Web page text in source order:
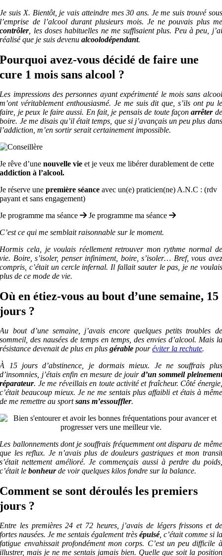
Je suis X. Bientôt, je vais atteindre mes 30 ans. Je me suis trouvé sous
l’emprise de l’alcool durant plusieurs mois. Je ne pouvais plus me
contrôler, les doses habituelles ne me suffisaient plus. Peu à peu, j’ai
réalisé que je suis devenualcoolodépendant.
Pourquoi avez-vous décidé de faire une
cure 1 mois sans alcool ?
Les impressions des personnes ayant expérimenté le mois sans alcool
m’ont véritablement enthousiasmé. Je me suis dit que, s’ils ont pu le
faire, je peux le faire aussi. En fait, je pensais de toute façonarrêter de
boire. Je me disais qu’il était temps, que si j’avançais un peu plus dans
l’addiction, m’en sortir serait certainement impossible.
Je rêve d’unenouvelle vie et je veux me libérer durablement de cette
addiction à l’alcool.
Je réserve unepremière séance avec un(e) praticien(ne) A.N.C : (rdv
payant et sans engagement)
Je programme ma séance
Je programme ma séance
C’est ce qui me semblait raisonnable sur le moment.
Hormis cela, je voulais réellement retrouver mon rythme normal de
vie. Boire, s’isoler, penser infiniment, boire, s’isoler… Bref, vous avez
compris, c’était un cercle infernal. Il fallait sauter le pas, je ne voulais
plus de ce mode de vie.
Où en étiez-vous au bout d’une semaine, 15
jours ?
Au bout d’une semaine, j’avais encore quelques petits troubles de
sommeil, des nausées de temps en temps, des envies d’alcool. Mais la
résistance devenait de plus en plus gérablepouréviter la rechute.
À 15 jours d’abstinence, je dormais mieux. Je ne souffrais plus
d’insomnies, j’étais enfin en mesure de jouir d’un sommeil pleinement
réparateur. Je me réveillais en toute activité et fraîcheur. Côté énergie,
c’était beaucoup mieux. Je ne me sentais plus affaibli et étais à même
de me remettre au sport sans m’essouffler.
Les ballonnements dont je souffrais fréquemment ont disparu de même
que les reflux. Je n’avais plus de douleurs gastriques et mon transit
s’était nettement amélioré.Je commençais aussi à perdre du poids,
c’était lebonheurde voir quelques kilos fondre sur la balance.
Comment se sont déroulés les premiers
jours ?
Entre les premières 24 et 72 heures, j’avais de légers frissons et de
fortes nausées. Je me sentais également très épuisé, c’était comme si la
fatigue envahissait profondément mon corps. C’est un peu difficile à
illustrer, mais je ne me sentais jamais bien. Quelle que soit la position